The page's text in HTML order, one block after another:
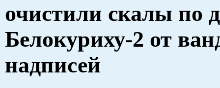
очистили скалы по
Белокуриху-2 от
надписей